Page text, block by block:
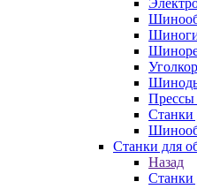
Станки
Станки для
Назад
Станки